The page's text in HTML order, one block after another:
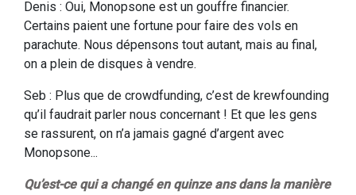
Denis : Oui, Monopsone est un gouffre financier.
Certains paient une fortune pour faire des vols en
parachute. Nous dépensons tout autant, mais au final,
on a plein de disques à vendre.
Seb : Plus que de crowdfunding, c’est de krewfounding
qu’il faudrait parler nous concernant ! Et que les gens
se rassurent, on n’a jamais gagné d’argent avec
Monopsone...
Qu’est-ce qui a changé en quinze ans dans la manière